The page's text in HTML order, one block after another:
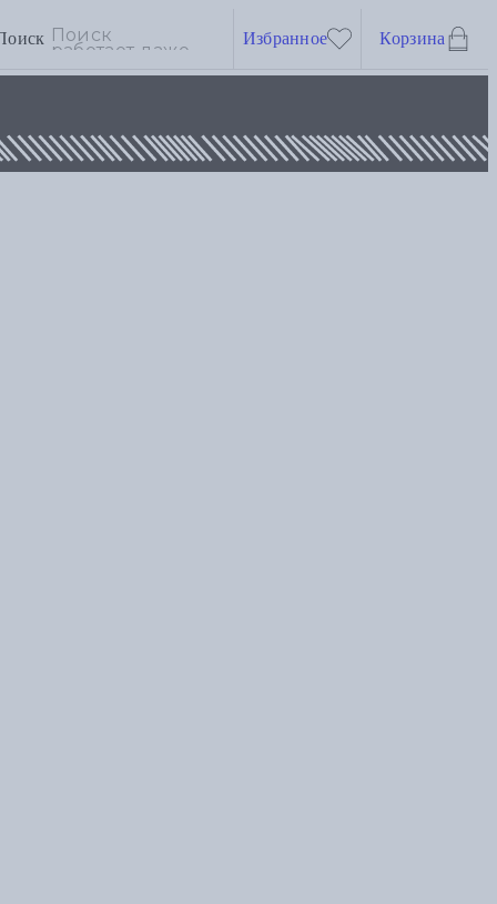
Избранное Корзина